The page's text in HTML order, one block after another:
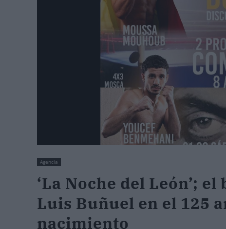
Agencia
‘La Noche del León’;
Luis Buñuel en el 125
nacimiento